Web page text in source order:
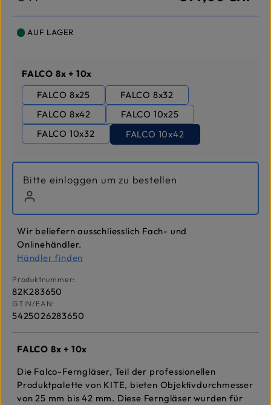
AUF LAGER
FALCO 8x + 10x
FALCO 8x25
FALCO 8x32
FALCO 8x42
FALCO 10x25
FALCO 10x32
FALCO 10x42
Bitte einloggen um zu bestellen
Wir beliefern ausschliesslich Fach- und
Onlinehändler.
Händler finden
Produktnummer:
82K283650
GTIN/EAN:
5425026283650
FALCO 8x + 10x
Die Falco-Ferngläser, Teil der professionellen
Produktpalette von KITE, bieten Objektivdurchmesser
von 25 mm bis 42 mm. Diese Ferngläser wurden für